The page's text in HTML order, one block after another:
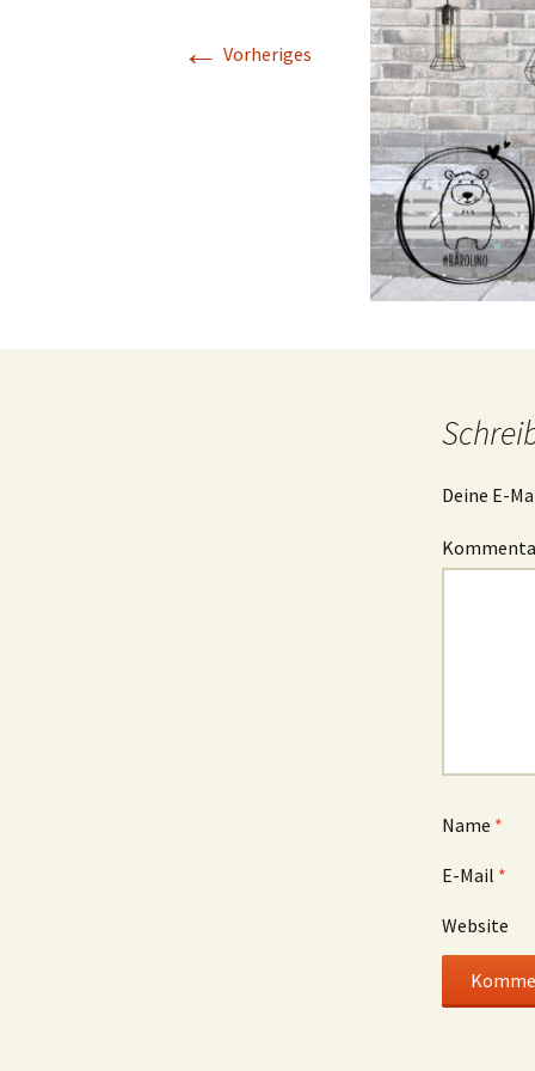
Sublimation
Lasercut-Dateien
Plotter-Dateien
Freebies
FreeBooks
Gewerbelizenzen
← Vorheriges
Deine E-
Name *
E-Mail *
Website